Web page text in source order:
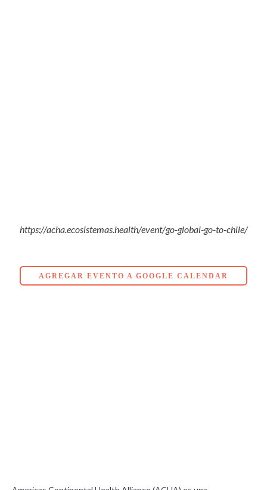
https://acha.ecosistemas.health/event/go-global-go-to-chile/
AGREGAR EVENTO A GOOGLE CALENDAR